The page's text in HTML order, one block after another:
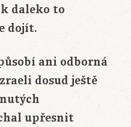
daleko to
dojít.
ani odborná
dosud ještě
upřesnit